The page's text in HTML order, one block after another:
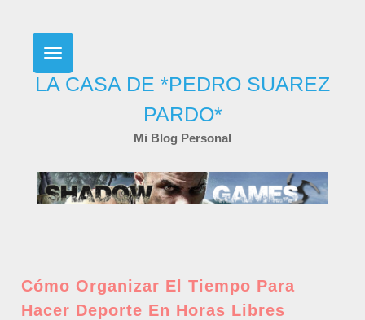
LA CASA DE *PEDRO SUAREZ
PARDO*
Mi Blog Personal
Cómo Organizar El Tiempo Para
Hacer Deporte En Horas Libres